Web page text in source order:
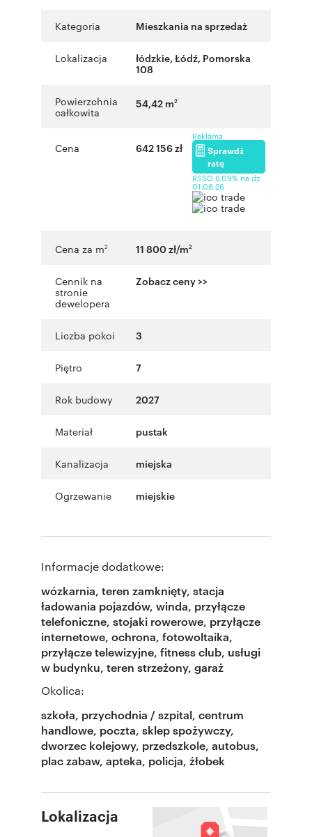
Kategoria Mieszkania na sprzedaż
Lokalizacja łódzkie, Łódź, Pomorska
108
Powierzchnia
całkowita
54,42 m2
Cena 642 156 zł
Reklama
Sprawdź
ratę
RSSO 6,09% na dz.
01.06.26
Cena za m2 11 800 zł/m2
Cennik na
stronie
dewelopera
Zobacz ceny >>
Liczba pokoi 3
Piętro 7
Rok budowy 2027
Materiał pustak
Kanalizacja miejska
Ogrzewanie miejskie
Informacje dodatkowe:
wózkarnia, teren zamknięty, stacja
ładowania pojazdów, winda, przyłącze
telefoniczne, stojaki rowerowe, przyłącze
internetowe, ochrona, fotowoltaika,
przyłącze telewizyjne, fitness club, usługi
w budynku, teren strzeżony, garaż
Okolica:
szkoła, przychodnia / szpital, centrum
handlowe, poczta, sklep spożywczy,
dworzec kolejowy, przedszkole, autobus,
plac zabaw, apteka, policja, żłobek
Lokalizacja